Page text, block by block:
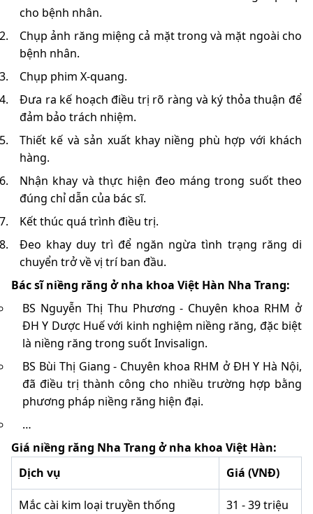
cho bệnh nhân.
Chụp ảnh răng miệng cả mặt trong và mặt ngoài cho
bệnh nhân.
Chụp phim X-quang.
Đưa ra kế hoạch điều trị rõ ràng và ký thỏa thuận để
đảm bảo trách nhiệm.
Thiết kế và sản xuất khay niềng phù hợp với khách
hàng.
Nhận khay và thực hiện đeo máng trong suốt theo
đúng chỉ dẫn của bác sĩ.
Kết thúc quá trình điều trị.
Đeo khay duy trì để ngăn ngừa tình trạng răng di
chuyển trở về vị trí ban đầu.
Bác sĩ niềng răng ở nha khoa Việt Hàn Nha Trang:
BS Nguyễn Thị Thu Phương - Chuyên khoa RHM ở
ĐH Y Dược Huế với kinh nghiệm niềng răng, đặc biệt
là niềng răng trong suốt Invisalign.
BS Bùi Thị Giang - Chuyên khoa RHM ở ĐH Y Hà Nội,
đã điều trị thành công cho nhiều trường hợp bằng
phương pháp niềng răng hiện đại.
…
Giá niềng răng Nha Trang ở nha khoa Việt Hàn:
Dịch vụ
Giá (VNĐ)
Mắc cài kim loại truyền thống 31 - 39 triệu